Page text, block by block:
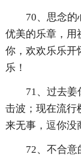
70、思念
优美的乐章，用
你，欢欢乐乐开
乐！
71、过去
击波；现在流行
来无事，逗你没
72、不合意